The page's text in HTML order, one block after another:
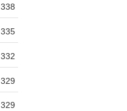
338
335
332
329
329